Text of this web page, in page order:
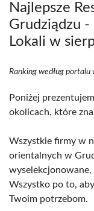
Najlepsze
Grudziądzu -
Lokali w
Ranking według portalu
Poniżej
okolicach, które
Wszystkie firmy w
orientalnych w
wyselekcjonowane,
Wszystko po to,
Twoim potrzebom.